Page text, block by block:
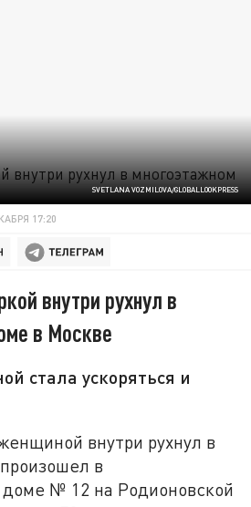
SVETLANA VOZMILOVA/GLOBALLOOKPRESS
17:20
внутри рухнул в
в Москве
стала ускоряться и
внутри рухнул в
в
доме № 12 на Родионовской